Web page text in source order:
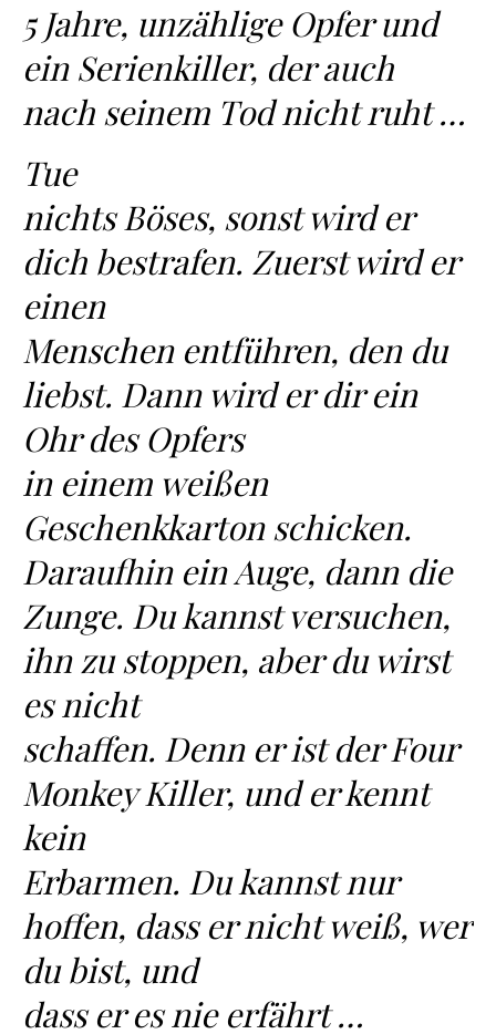
5 Jahre, unzählige Opfer und
ein Serienkiller, der auch
nach seinem Tod nicht ruht …
Tue
nichts Böses, sonst wird er
dich bestrafen. Zuerst wird er
einen
Menschen entführen, den du
liebst. Dann wird er dir ein
Ohr des Opfers
in einem weißen
Geschenkkarton schicken.
Daraufhin ein Auge, dann die
Zunge. Du kannst versuchen,
ihn zu stoppen, aber du wirst
es nicht
schaffen. Denn er ist der Four
Monkey Killer, und er kennt
kein
Erbarmen. Du kannst nur
hoffen, dass er nicht weiß, wer
du bist, und
dass er es nie erfährt …